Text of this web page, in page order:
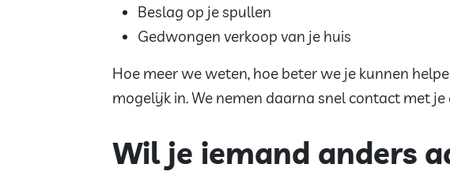
Beslag op je spullen
Gedwongen verkoop van je huis
Hoe meer we weten, hoe beter we je kunnen
mogelijk in. We nemen daarna snel contact met je
Wil je iemand anders